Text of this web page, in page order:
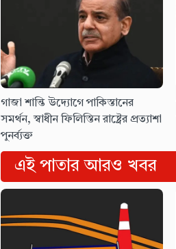
গাজা শান্তি উদ্যোগে পাকিস্তানের
সমর্থন, স্বাধীন ফিলিস্তিন রাষ্ট্রের প্রত্যাশা
পুনর্ব্যক্ত
এই পাতার আরও খবর